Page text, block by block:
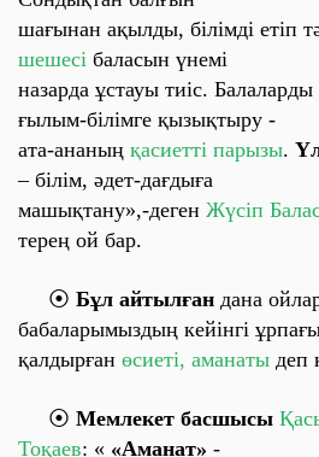
шағынан ақылды, білімді етіп
шешесі баласын үнемі
назарда ұстауы тиіс. Балаларды
ғылым-білімге қызықтыру -
ата-ананың қасиетті парызы.
– білім, әдет-дағдыға
машықтану»,-деген Жүсіп
терең ой бар.
⦿ Бұл айтылған дана
бабаларымыздың кейінгі
қалдырған өсиеті, аманаты деп
⦿ Мемлекет басшысы
Тоқаев: « «Аманат» -